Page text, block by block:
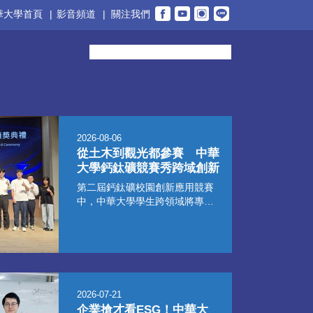
大學首頁 | 影音頻道 | 關注我們
2026-08-06
從土木到觀光都參賽 中華
大學鈣鈦礦競賽秀跨域創新
第二屆鈣鈦礦校園創新應用競賽
中，中華大學學生跨領域將專業
2026-07-21
企業搶才看ESG！中華大